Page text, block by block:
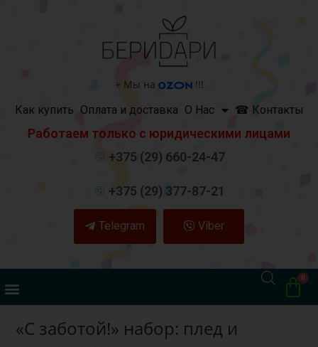
+ Мы на
!!!
Как купить Оплата и доставка О Нас ☎ Контакты
Работаем только с юридическими лицами
+375 (29) 660-24-47
+375 (29) 377-87-21
Telegram Viber
«С заботой!» набор: плед и